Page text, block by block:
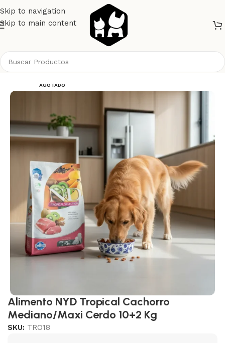
Skip to navigation
Skip to main content
AGOTADO
Alimento NYD Tropical Cachorro
Mediano/Maxi Cerdo 10+2 Kg
SKU: TRO18